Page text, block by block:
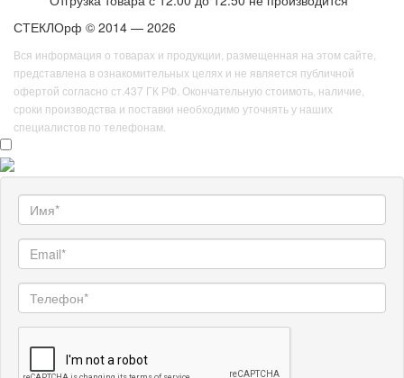
СТЕКЛОрф © 2014 — 2026
Вся информация о товарах и продукции, размещенная на этом сайте,
представлена в ознакомительных целях и не является публичной
офертой согласно ст.437 ГК РФ. Окончательную стоимоть, наличие,
сроки производства и поставки необходимо уточнять у наших
специалистов по телефонам.